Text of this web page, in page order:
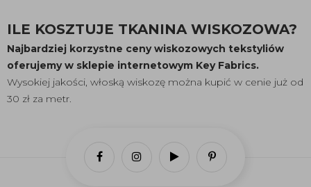
ILE KOSZTUJE TKANINA WISKOZOWA?
Najbardziej korzystne ceny wiskozowych tekstyliów
oferujemy w sklepie internetowym Key Fabrics.
Wysokiej jakości, włoską wiskozę można kupić w cenie już od
30 zł za metr.